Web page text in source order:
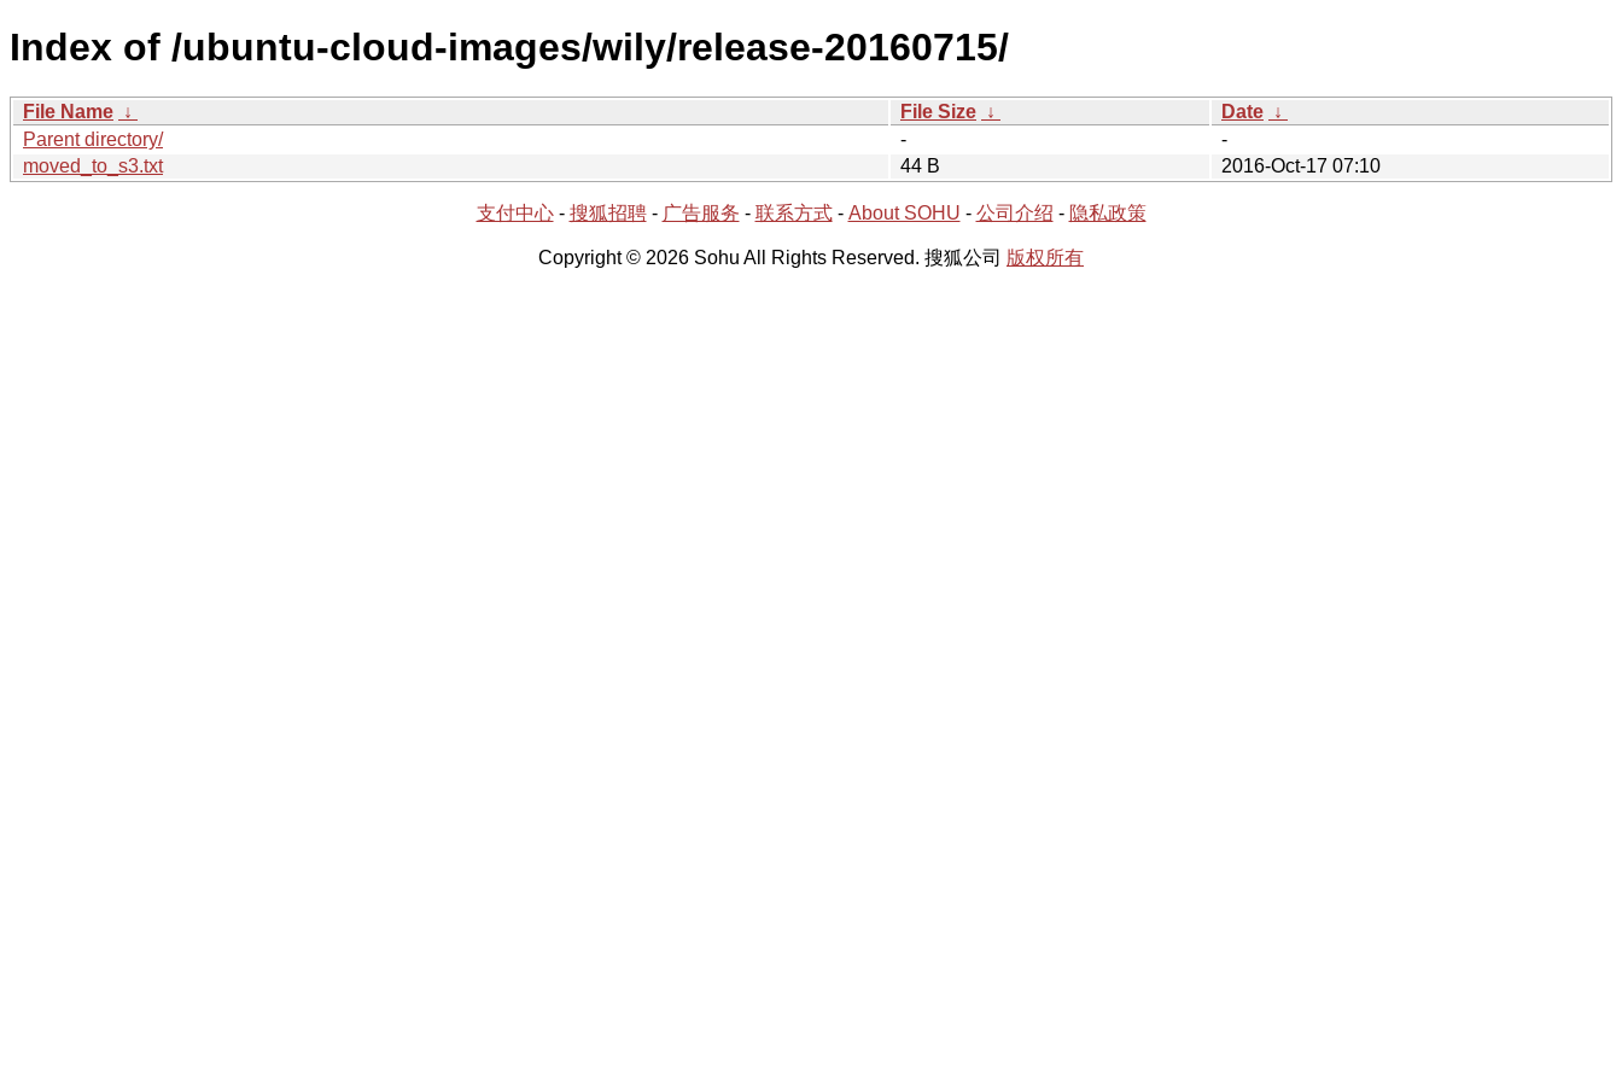
Index of /ubuntu-cloud-images/wily/release-20160715/
File Name ↓ File Size ↓ Date ↓
Parent directory/
-
-
moved_to_s3.txt
44 B 2016-Oct-17 07:10
支付中心- 搜狐招聘- 广告服务 - 联系方式- About SOHU - 公司介绍 - 隐私政策
Copyright © 2026 Sohu All Rights Reserved. 搜狐公司 版权所有